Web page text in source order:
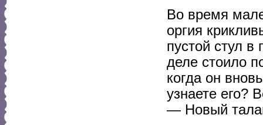
Во время
оргия
пустой стул
деле стоило
когда он
узнаете его?
— Новый